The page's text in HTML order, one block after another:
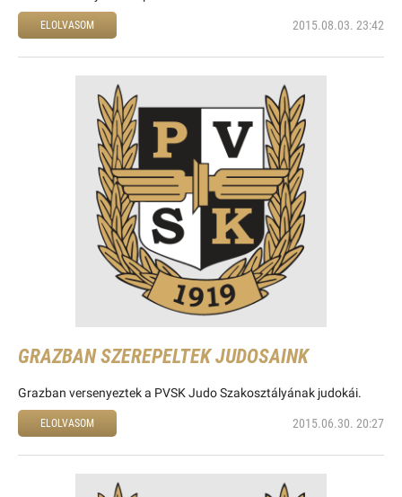
ELOLVASOM 2015.08.03. 23:42
GRAZBAN SZEREPELTEK JUDOSAINK
Grazban versenyeztek a PVSK Judo Szakosztályának judokái.
ELOLVASOM 2015.06.30. 20:27